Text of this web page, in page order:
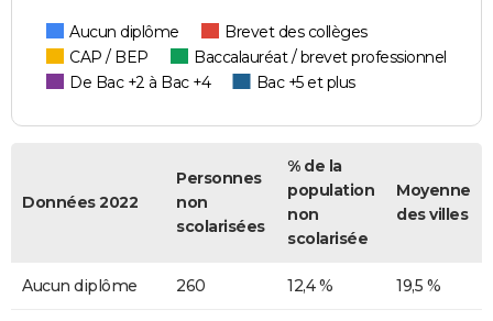
Aucun diplôme
Brevet des collèges
CAP / BEP
Baccalauréat / brevet professionnel
De Bac +2 à Bac +4
Bac +5 et plus
Données 2022
Personnes
non
scolarisées
% de la
population
non
scolarisée
Moyenne
des villes
Aucun diplôme 260 12,4 % 19,5 %